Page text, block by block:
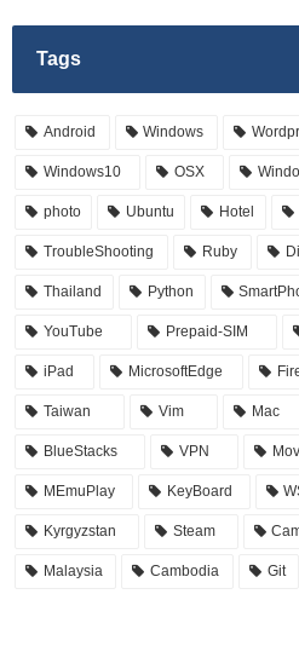
Tags
Android Windows
Windows10 OSX
photo Ubuntu Hotel
TroubleShooting Ruby
Thailand Python
YouTube Prepaid-SIM
iPad MicrosoftEdge
Taiwan Vim Mac
BlueStacks VPN
MEmuPlay KeyBoard
Kyrgyzstan Steam
Malaysia Cambodia Git